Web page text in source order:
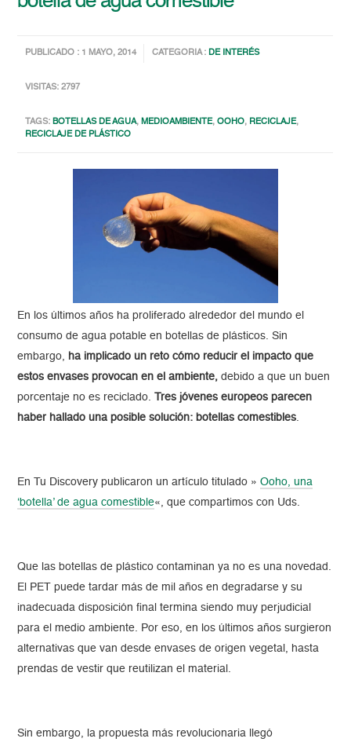
PUBLICADO : 1 MAYO, 2014 CATEGORIA :DE INTERÉS
VISITAS: 2797
TAGS:BOTELLAS DE AGUA,MEDIOAMBIENTE,OOHO, RECICLAJE,
RECICLAJE DE PLÁSTICO
En los últimos años ha proliferado alrededor del mundo el
consumo de agua potable en botellas de plásticos. Sin
embargo, ha implicado un reto cómo reducir el impacto que
estos envases provocan en el ambiente, debido a que un buen
porcentaje no es reciclado.
Tres jóvenes europeos parecen
haber hallado una posible solución: botellas comestibles.
En Tu Discovery publicaron un artículo titulado »Ooho, una
‘botella’ de agua comestible«, que compartimos con Uds.
Que las botellas de plástico contaminan ya no es una novedad.
El PET puede tardar más de mil años en degradarse y su
inadecuada disposición final termina siendo muy perjudicial
para el medio ambiente. Por eso, en los últimos años surgieron
alternativas que van desde envases de origen vegetal, hasta
prendas de vestir que reutilizan el material.
Sin embargo, la propuesta más revolucionaria llegó